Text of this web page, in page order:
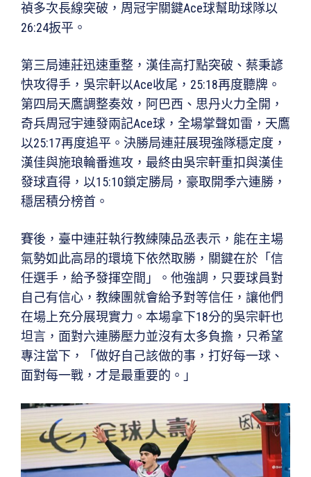
禎多次長線突破，周冠宇關鍵Ace球幫助球隊以
26:24扳平。
第三局連莊迅速重整，漢佳高打點突破、蔡秉諺
快攻得手，吳宗軒以Ace收尾，25:18再度聽牌。
第四局天鷹調整奏效，阿巴西、思丹火力全開，
奇兵周冠宇連發兩記Ace球，全場掌聲如雷，天鷹
以25:17再度追平。決勝局連莊展現強隊穩定度，
漢佳與施琅輪番進攻，最終由吳宗軒重扣與漢佳
發球直得，以15:10鎖定勝局，豪取開季六連勝，
穩居積分榜首。
賽後，臺中連莊執行教練陳品丞表示，能在主場
氣勢如此高昂的環境下依然取勝，關鍵在於「信
任選手，給予發揮空間」。他強調，只要球員對
自己有信心，教練團就會給予對等信任，讓他們
在場上充分展現實力。本場拿下18分的吳宗軒也
坦言，面對六連勝壓力並沒有太多負擔，只希望
專注當下，「做好自己該做的事，打好每一球、
面對每一戰，才是最重要的。」